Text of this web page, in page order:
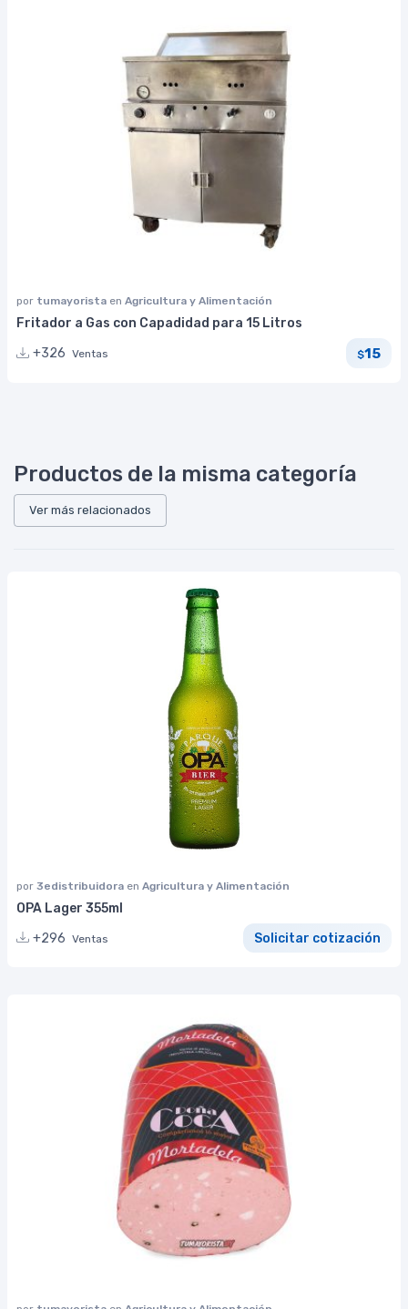
por tumayorista en Agricultura y Alimentación
Fritador a Gas con Capadidad para 15 Litros
+326 Ventas $15
Productos de la misma categoría
Ver más relacionados
por 3edistribuidora en Agricultura y Alimentación
OPA Lager 355ml
+296 Ventas Solicitar cotización